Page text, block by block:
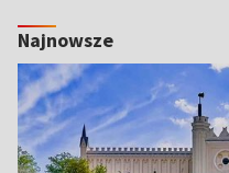
Najnowsze